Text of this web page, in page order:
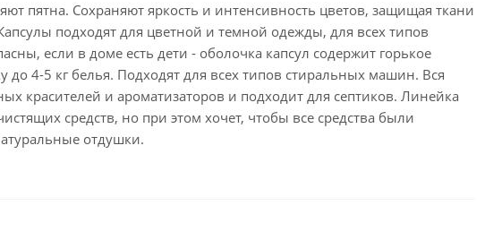
пятна. Сохраняют яркость и интенсивность цветов, защищая ткани
подходят для цветной и темной одежды, для всех типов
если в доме есть дети - оболочка капсул содержит горькое
до 4-5 кг белья. Подходят для всех типов стиральных машин. Вся
красителей и ароматизаторов и подходит для септиков. Линейка
средств, но при этом хочет, чтобы все средства были
отдушки.